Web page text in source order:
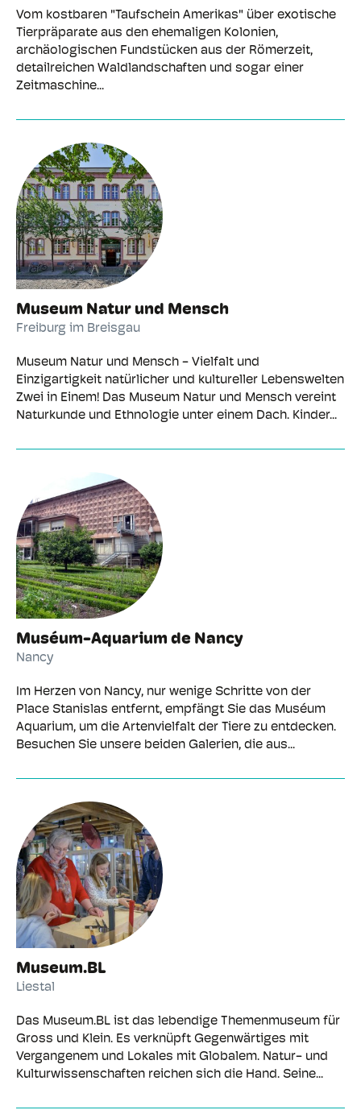
Vom kostbaren "Taufschein Amerikas" über exotische
Tierpräparate aus den ehemaligen Kolonien,
archäologischen Fundstücken aus der Römerzeit,
detailreichen Waldlandschaften und sogar einer
Zeitmaschine...
Museum Natur und Mensch
Freiburg im Breisgau
Museum Natur und Mensch - Vielfalt und
Einzigartigkeit natürlicher und kultureller Lebenswelten
Zwei in Einem! Das Museum Natur und Mensch vereint
Naturkunde und Ethnologie unter einem Dach. Kinder...
Muséum-Aquarium de Nancy
Nancy
Im Herzen von Nancy, nur wenige Schritte von der
Place Stanislas entfernt, empfängt Sie das Muséum
Aquarium, um die Artenvielfalt der Tiere zu entdecken.
Besuchen Sie unsere beiden Galerien, die aus...
Museum.BL
Liestal
Das Museum.BL ist das lebendige Themenmuseum für
Gross und Klein. Es verknüpft Gegenwärtiges mit
Vergangenem und Lokales mit Globalem. Natur- und
Kulturwissenschaften reichen sich die Hand. Seine...